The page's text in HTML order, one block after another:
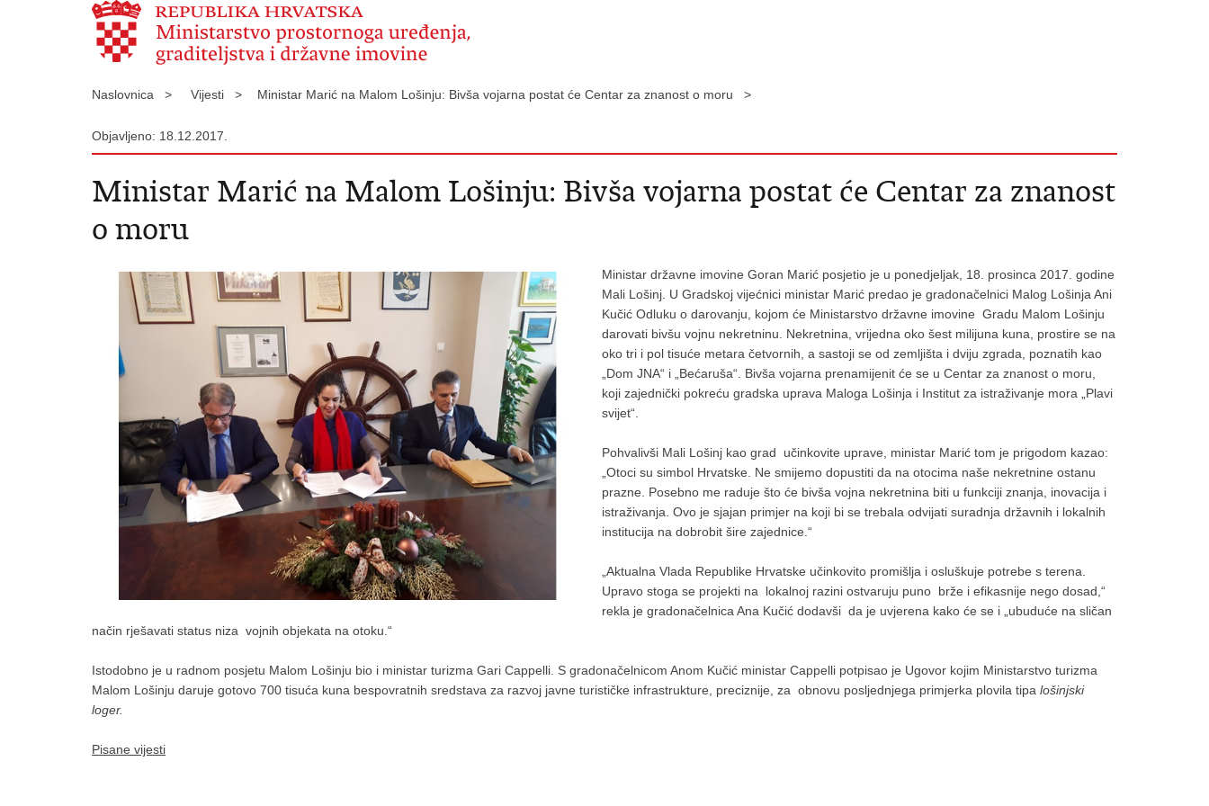
Naslovnica > Vijesti > Ministar Marić na Malom Lošinju: Bivša vojarna postat će Centar za znanost o moru >
Objavljeno: 18.12.2017.
Ministar Marić na Malom Lošinju: Bivša vojarna postat će Centar za znanost
o moru
Ministar državne imovine Goran Marić posjetio je u ponedjeljak, 18. prosinca 2017. godine
Mali Lošinj. U Gradskoj vijećnici ministar Marić predao je gradonačelnici Malog Lošinja Ani
Kučić Odluku o darovanju, kojom će Ministarstvo državne imovine Gradu Malom Lošinju
darovati bivšu vojnu nekretninu. Nekretnina, vrijedna oko šest milijuna kuna, prostire se na
oko tri i pol tisuće metara četvornih, a sastoji se od zemljišta i dviju zgrada, poznatih kao
„Dom JNA“ i „Bećaruša“. Bivša vojarna prenamijenit će se u Centar za znanost o moru,
koji zajednički pokreću gradska uprava Maloga Lošinja i Institut za istraživanje mora „Plavi
svijet“.
Pohvalivši Mali Lošinj kao grad učinkovite uprave, ministar Marić tom je prigodom kazao:
„Otoci su simbol Hrvatske. Ne smijemo dopustiti da na otocima naše nekretnine ostanu
prazne. Posebno me raduje što će bivša vojna nekretnina biti u funkciji znanja, inovacija i
istraživanja. Ovo je sjajan primjer na koji bi se trebala odvijati suradnja državnih i lokalnih
institucija na dobrobit šire zajednice.“
„Aktualna Vlada Republike Hrvatske učinkovito promišlja i osluškuje potrebe s terena.
Upravo stoga se projekti na lokalnoj razini ostvaruju puno brže i efikasnije nego dosad,“
rekla je gradonačelnica Ana Kučić dodavši da je uvjerena kako će se i „ubuduće na sličan
način rješavati status niza vojnih objekata na otoku.“
Istodobno je u radnom posjetu Malom Lošinju bio i ministar turizma Gari Cappelli. S gradonačelnicom Anom Kučić ministar Cappelli potpisao je Ugovor kojim Ministarstvo turizma
Malom Lošinju daruje gotovo 700 tisuća kuna bespovratnih sredstava za razvoj javne turističke infrastrukture, preciznije, za obnovu posljednjega primjerka plovila tipa lošinjski
loger.
Pisane vijesti